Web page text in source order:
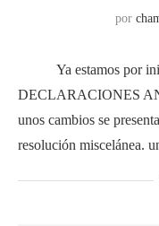
por
Ya estamos por
DECLARACIONES
unos cambios se
resolución miscelánea.